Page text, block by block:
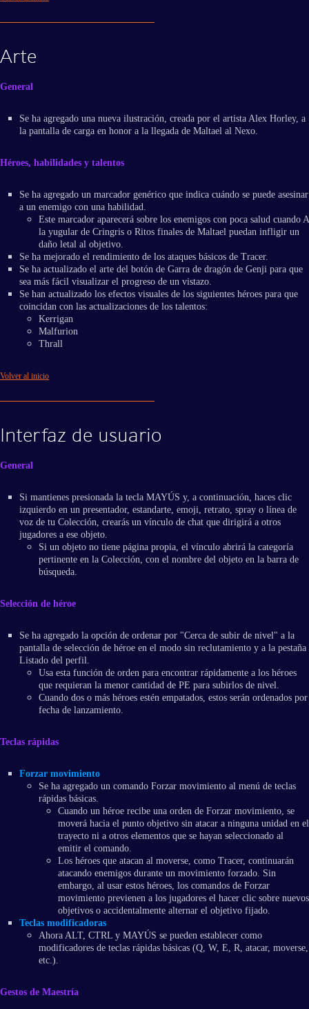
Arte
General
Se ha agregado una nueva ilustración, creada por el artista Alex Horley, a
la pantalla de carga en honor a la llegada de Maltael al Nexo.
Héroes, habilidades y talentos
Se ha agregado un marcador genérico que indica cuándo se puede asesinar
a un enemigo con una habilidad.
Este marcador aparecerá sobre los enemigos con poca salud cuando A
la yugular de Cringris o Ritos finales de Maltael puedan infligir un
daño letal al objetivo.
Se ha mejorado el rendimiento de los ataques básicos de Tracer.
Se ha actualizado el arte del botón de Garra de dragón de Genji para que
sea más fácil visualizar el progreso de un vistazo.
Se han actualizado los efectos visuales de los siguientes héroes para que
coincidan con las actualizaciones de los talentos:
Kerrigan
Malfurion
Thrall
Volver al inicio
Interfaz de usuario
General
Si mantienes presionada la tecla MAYÚS y, a continuación, haces clic
izquierdo en un presentador, estandarte, emoji, retrato, spray o línea de
voz de tu Colección, crearás un vínculo de chat que dirigirá a otros
jugadores a ese objeto.
Si un objeto no tiene página propia, el vínculo abrirá la categoría
pertinente en la Colección, con el nombre del objeto en la barra de
búsqueda.
Selección de héroe
Se ha agregado la opción de ordenar por "Cerca de subir de nivel" a la
pantalla de selección de héroe en el modo sin reclutamiento y a la pestaña
Listado del perfil.
Usa esta función de orden para encontrar rápidamente a los héroes
que requieran la menor cantidad de PE para subirlos de nivel.
Cuando dos o más héroes estén empatados, estos serán ordenados por
fecha de lanzamiento.
Teclas rápidas
Forzar movimiento
Se ha agregado un comando Forzar movimiento al menú de teclas
rápidas básicas.
Cuando un héroe recibe una orden de Forzar movimiento, se
moverá hacia el punto objetivo sin atacar a ninguna unidad en el
trayecto ni a otros elementos que se hayan seleccionado al
emitir el comando.
Los héroes que atacan al moverse, como Tracer, continuarán
atacando enemigos durante un movimiento forzado. Sin
embargo, al usar estos héroes, los comandos de Forzar
movimiento previenen a los jugadores el hacer clic sobre nuevos
objetivos o accidentalmente alternar el objetivo fijado.
Teclas modificadoras
Ahora ALT, CTRL y MAYÚS se pueden establecer como
modificadores de teclas rápidas básicas (Q, W, E, R, atacar, moverse,
etc.).
Gestos de Maestría